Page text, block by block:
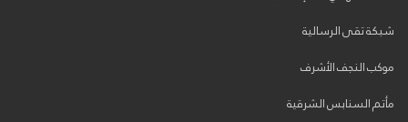
شبكة تقى الرسالية
موكب النجف الأشرف
مأتم السنابس الشرقية